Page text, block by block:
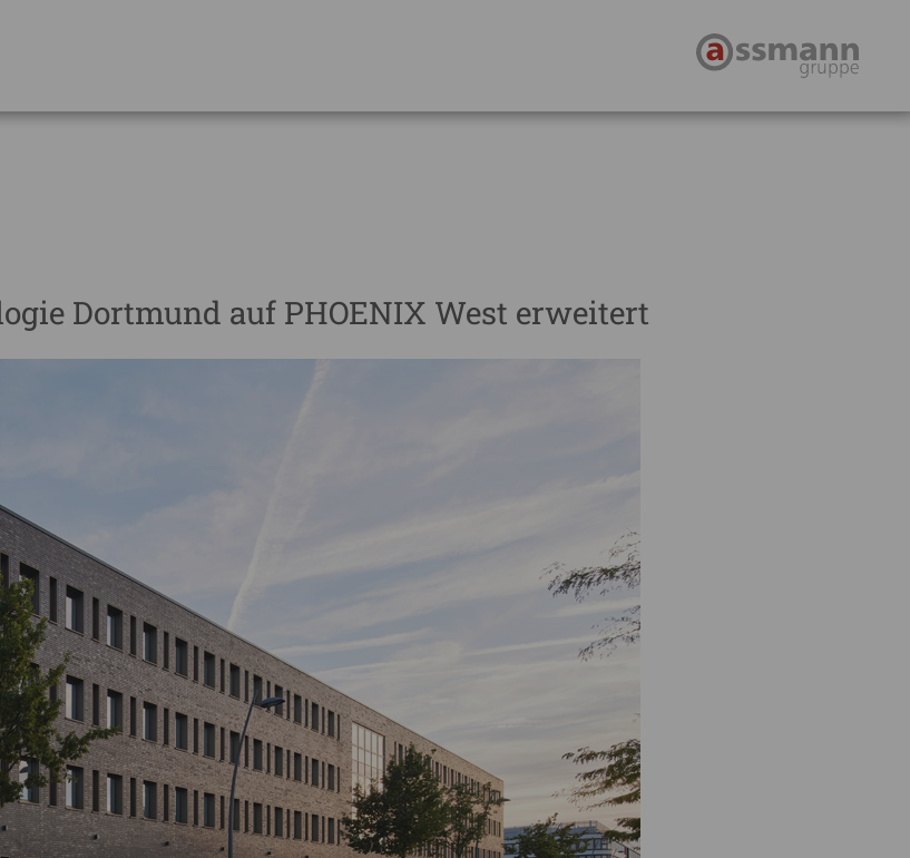
Dortmund auf PHOENIX West erweitert